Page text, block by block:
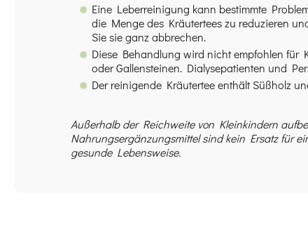
Eine Leberreinigung kann bestimmte
die Menge des Kräutertees zu reduzieren
Sie sie ganz abbrechen.
Diese Behandlung wird nicht empfohlen für
oder Gallensteinen. Dialysepatienten und
Der reinigende Kräutertee enthält Süßholz
Außerhalb der Reichweite von Kleinkindern
Nahrungsergänzungsmittel sind kein Ersatz für
gesunde Lebensweise.